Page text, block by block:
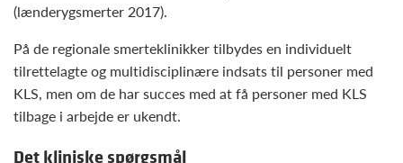
(lænderygsmerter 2017).
På de regionale smerteklinikker tilbydes en individuelt
tilrettelagte og multidisciplinære indsats til personer med
KLS, men om de har succes med at få personer med KLS
tilbage i arbejde er ukendt.
Det kliniske spørgsmål